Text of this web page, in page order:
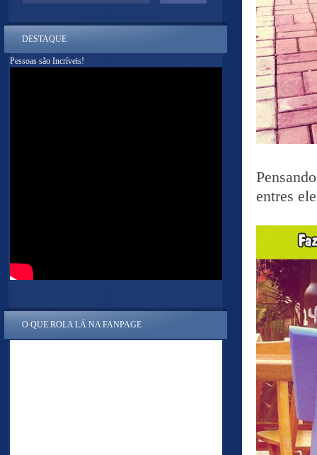
entres
DESTAQUE
Pessoas são Incríveis!
O QUE ROLA LÁ NA FANPAGE